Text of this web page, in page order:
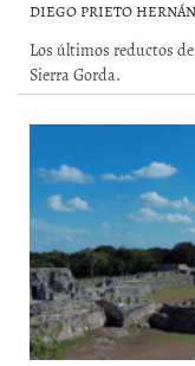
DIEGO PRIETO
Los últimos reductos
Sierra Gorda.